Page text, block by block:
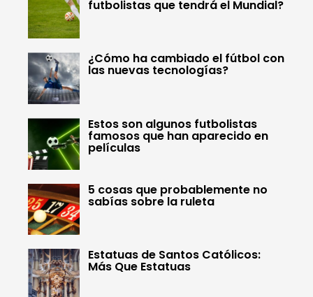
futbolistas que tendrá el Mundial?
¿Cómo ha cambiado el fútbol con
las nuevas tecnologías?
Estos son algunos futbolistas
famosos que han aparecido en
películas
5 cosas que probablemente no
sabías sobre la ruleta
Estatuas de Santos Católicos:
Más Que Estatuas